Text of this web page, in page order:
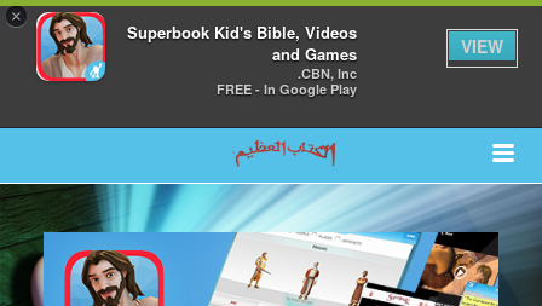
×
Superbook Kid's Bible, Videos
and Games
CBN, Inc.
FREE - In Google Play
VIEW